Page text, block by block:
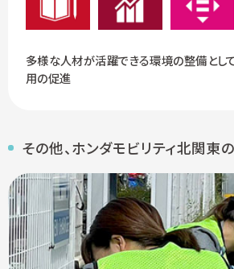
多様な人材が活躍できる環境の整備とし
用の促進
その他、ホンダモビリティ北関東